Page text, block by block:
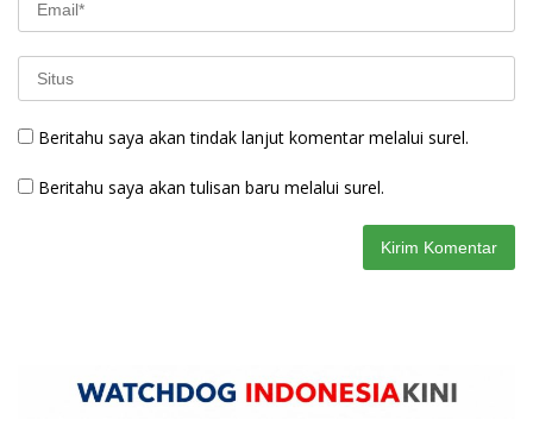
Beritahu saya akan tindak lanjut komentar melalui surel.
Beritahu saya akan tulisan baru melalui surel.